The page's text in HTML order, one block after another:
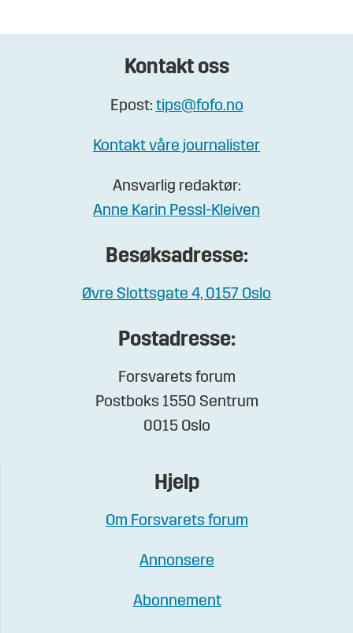
Kontakt oss
Epost: tips@fofo.no
Kontakt våre journalister
Ansvarlig redaktør:
Anne Karin Pessl-Kleiven
Besøksadresse:
Øvre Slottsgate 4, 0157 Oslo
Postadresse:
Forsvarets forum
Postboks 1550 Sentrum
0015 Oslo
Hjelp
Om Forsvarets forum
Annonsere
Abonnement